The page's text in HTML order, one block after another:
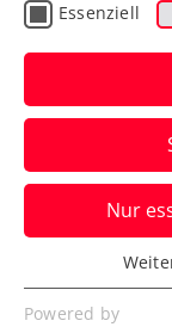
BAD
Damit
gleich zu
weiß-roter
Verfasst von:
Essenziell
Nur
Essenziell
Essenzielle
Powered by